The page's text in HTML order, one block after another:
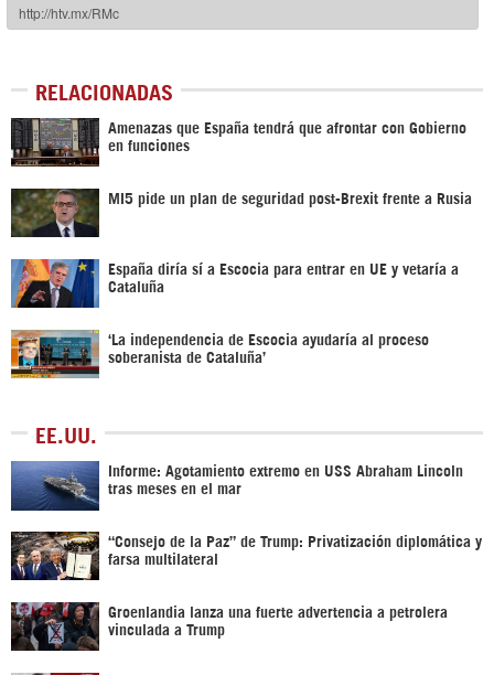
RELACIONADAS
Amenazas que España tendrá que afrontar con Gobierno
en funciones
MI5 pide un plan de seguridad post-Brexit frente a Rusia
España diría sí a Escocia para entrar en UE y vetaría a
Cataluña
‘La independencia de Escocia ayudaría al proceso
soberanista de Cataluña’
EE.UU.
Informe: Agotamiento extremo en USS Abraham Lincoln
tras meses en el mar
“Consejo de la Paz” de Trump: Privatización diplomática y
farsa multilateral
Groenlandia lanza una fuerte advertencia a petrolera
vinculada a Trump